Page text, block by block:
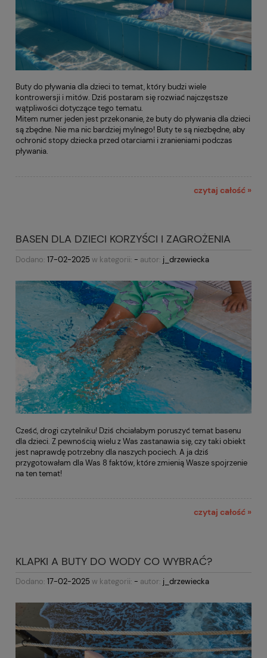
Buty do pływania dla dzieci to temat, który budzi wiele
kontrowersji i mitów. Dziś postaram się rozwiać najczęstsze
wątpliwości dotyczące tego tematu.
Mitem numer jeden jest przekonanie, że buty do pływania dla dzieci
są zbędne. Nie ma nic bardziej mylnego! Buty te są niezbędne, aby
ochronić stopy dziecka przed otarciami i zranieniami podczas
pływania.
czytaj całość »
BASEN DLA DZIECI KORZYŚCI I ZAGROŻENIA
Dodano: 17-02-2025w kategorii: - autor: j_drzewiecka
Cześć, drogi czytelniku! Dziś chciałabym poruszyć temat basenu
dla dzieci. Z pewnością wielu z Was zastanawia się, czy taki obiekt
jest naprawdę potrzebny dla naszych pociech. A ja dziś
przygotowałam dla Was 8 faktów, które zmienią Wasze spojrzenie
na ten temat!
czytaj całość »
KLAPKI A BUTY DO WODY CO WYBRAĆ?
Dodano: 17-02-2025w kategorii: - autor: j_drzewiecka